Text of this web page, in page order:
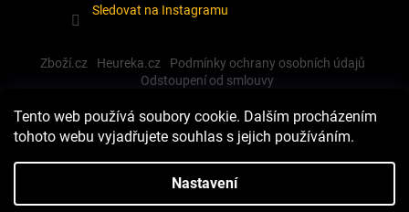
Tento web používá soubory cookie. Dalším procházením
tohoto webu vyjadřujete souhlas s jejich používáním.
Nastavení
Sledovat na Instagramu
Zboží.cz Heureka.cz
Podmínky ochrany osobních údajů
Odstoupení od smlouvy